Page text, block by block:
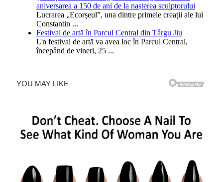
aniversarea a 150 de ani de la nașterea sculptorului
Lucrarea „Ecorșeul”, una dintre primele creații ale lui
Constantin ...
Festival de artă în Parcul Central din Târgu Jiu
Un festival de artă va avea loc în Parcul Central,
începând de vineri, 25 ...